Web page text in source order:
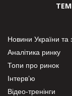
Новини України та
Аналітика ринку
Топи про ринок
Інтерв’ю
Відео-тренінги